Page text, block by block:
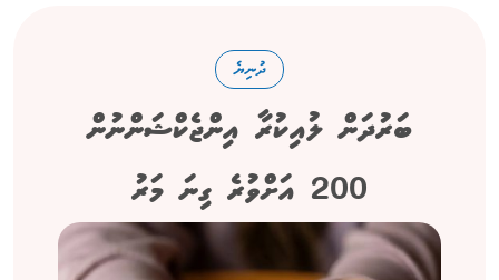
ދުނިޔެ
ބަރުދަން ލުއިކުރާ އިންޖެކްޝަންނުން
200 އަށްވުރެ ގިނަ މަރު